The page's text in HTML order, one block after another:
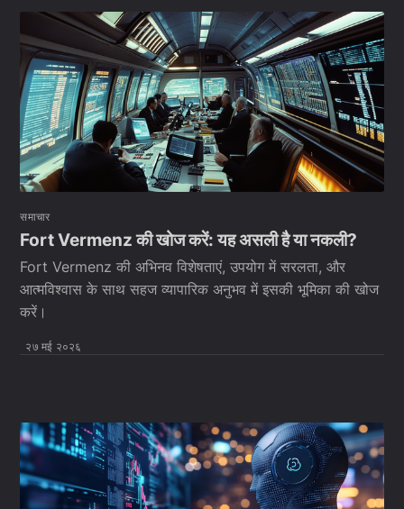
समाचार
Fort Vermenz की खोज करें: यह असली है या नकली?
Fort Vermenz की अभिनव विशेषताएं, उपयोग में सरलता, और
आत्मविश्वास के साथ सहज व्यापारिक अनुभव में इसकी भूमिका की खोज
करें।
२७ मई २०२६